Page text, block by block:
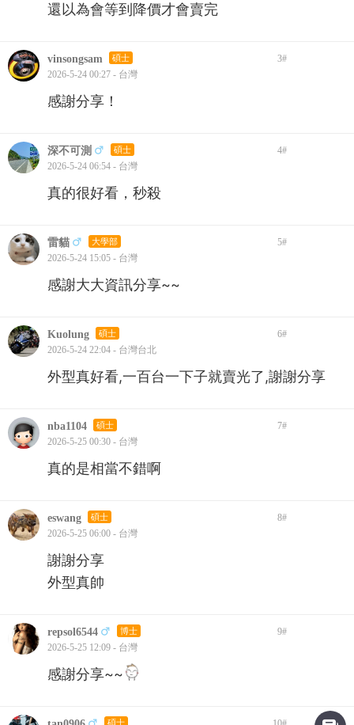
還以為會等到降價才會賣完
vinsongsam 碩士 3#
2026-5-24 00:27 - 台灣
感謝分享！
深不可測 碩士 4#
2026-5-24 06:54 - 台灣
真的很好看，秒殺
雷貓 大學部 5#
2026-5-24 15:05 - 台灣
感謝大大資訊分享~~
Kuolung 碩士 6#
2026-5-24 22:04 - 台灣台北
外型真好看,一百台一下子就賣光了,謝謝分享
nba1104 碩士 7#
2026-5-25 00:30 - 台灣
真的是相當不錯啊
eswang 碩士 8#
2026-5-25 06:00 - 台灣
謝謝分享
外型真帥
repsol6544 博士 9#
2026-5-25 12:09 - 台灣
感謝分享~~
碩士